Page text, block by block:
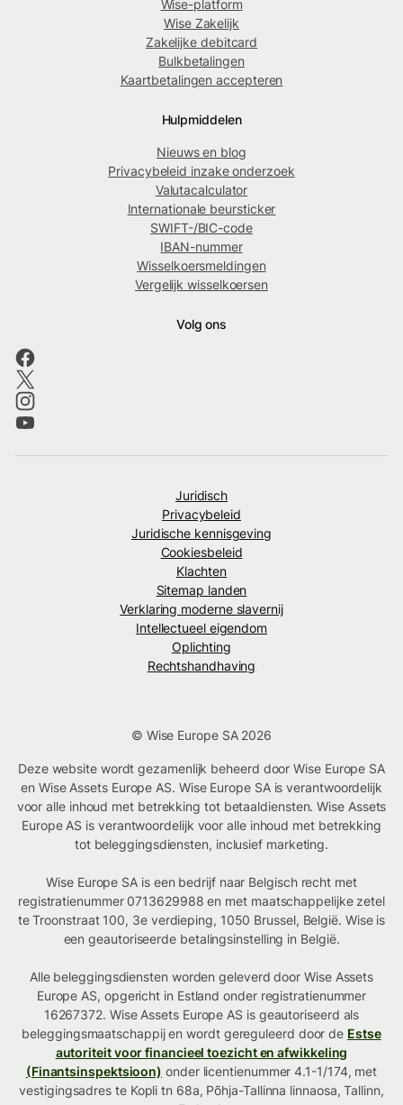
Wise-platform
Wise Zakelijk
Zakelijke debitcard
Bulkbetalingen
Kaartbetalingen accepteren
Hulpmiddelen
Nieuws en blog
Privacybeleid inzake onderzoek
Valutacalculator
Internationale beursticker
SWIFT-/BIC-code
IBAN-nummer
Wisselkoersmeldingen
Vergelijk wisselkoersen
Volg ons
Juridisch
Privacybeleid
Juridische kennisgeving
Cookiesbeleid
Klachten
Sitemap landen
Verklaring moderne slavernij
Intellectueel eigendom
Oplichting
Rechtshandhaving
© Wise Europe SA 2026
Deze website wordt gezamenlijk beheerd door Wise Europe SA
en Wise Assets Europe AS. Wise Europe SA is verantwoordelijk
voor alle inhoud met betrekking tot betaaldiensten. Wise Assets
Europe AS is verantwoordelijk voor alle inhoud met betrekking
tot beleggingsdiensten, inclusief marketing.
Wise Europe SA is een bedrijf naar Belgisch recht met
registratienummer 0713629988 en met maatschappelijke zetel
te Troonstraat 100, 3e verdieping, 1050 Brussel, België. Wise is
een geautoriseerde betalingsinstelling in België.
Alle beleggingsdiensten worden geleverd door Wise Assets
Europe AS, opgericht in Estland onder registratienummer
16267372. Wise Assets Europe AS is geautoriseerd als
beleggingsmaatschappij en wordt gereguleerd door de Estse
autoriteit voor financieel toezicht en afwikkeling
(Finantsinspektsioon) onder licentienummer 4.1-1/174, met
vestigingsadres te Kopli tn 68a, Põhja-Tallinna linnaosa, Tallinn,